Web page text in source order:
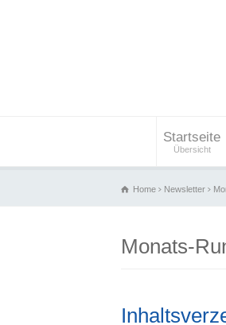
Startseite
Übersicht
Home Newsletter
Monats-